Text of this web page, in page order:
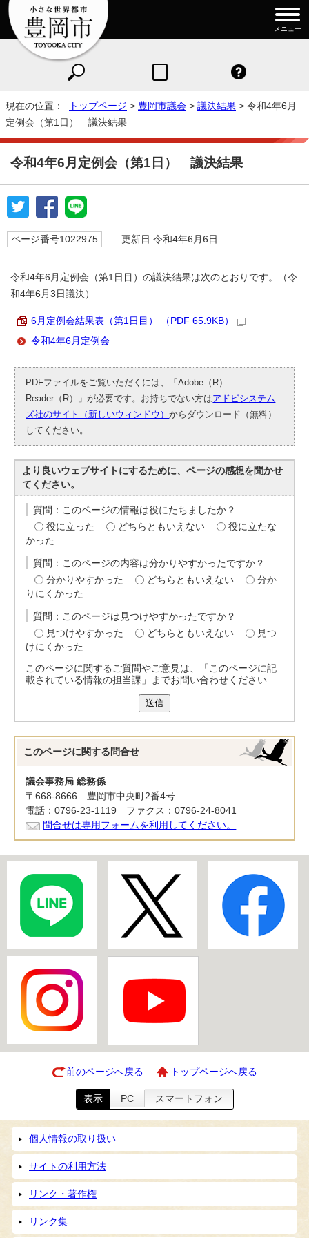
メニュー
現在の位置： トップページ > 豊岡市議会 > 議決結果 > 令和4年6月
定例会（第1日） 議決結果
令和4年6月定例会（第1日） 議決結果
ページ番号1022975 更新日 令和4年6月6日
令和4年6月定例会（第1日目）の議決結果は次のとおりです。（令
和4年6月3日議決）
6月定例会結果表（第1日目） （PDF 65.9KB）
令和4年6月定例会
PDFファイルをご覧いただくには、「Adobe（R）
Reader（R）」が必要です。お持ちでない方はアドビシステム
ズ社のサイト（新しいウィンドウ）からダウンロード（無料）
してください。
より良いウェブサイトにするために、ページの感想を聞かせ
てください。
質問：このページの情報は役にたちましたか？
役に立った
どちらともいえない
役に立たな
かった
質問：このページの内容は分かりやすかったですか？
分かりやすかった
どちらともいえない
分か
りにくかった
質問：このページは見つけやすかったですか？
見つけやすかった
どちらともいえない
見つ
けにくかった
このページに関するご質問やご意見は、「このページに記
載されている情報の担当課」までお問い合わせください
送信
このページに関する 問合せ
議会事務局 総務係
〒668-8666 豊岡市中央町2番4号
電話：0796-23-1119 ファクス：0796-24-8041
問合せは専用フォームを利用してください。
前のページへ戻る トップページへ戻る
表示 PC スマートフォン
個人情報の取り扱い
サイトの利用方法
リンク・著作権
リンク集